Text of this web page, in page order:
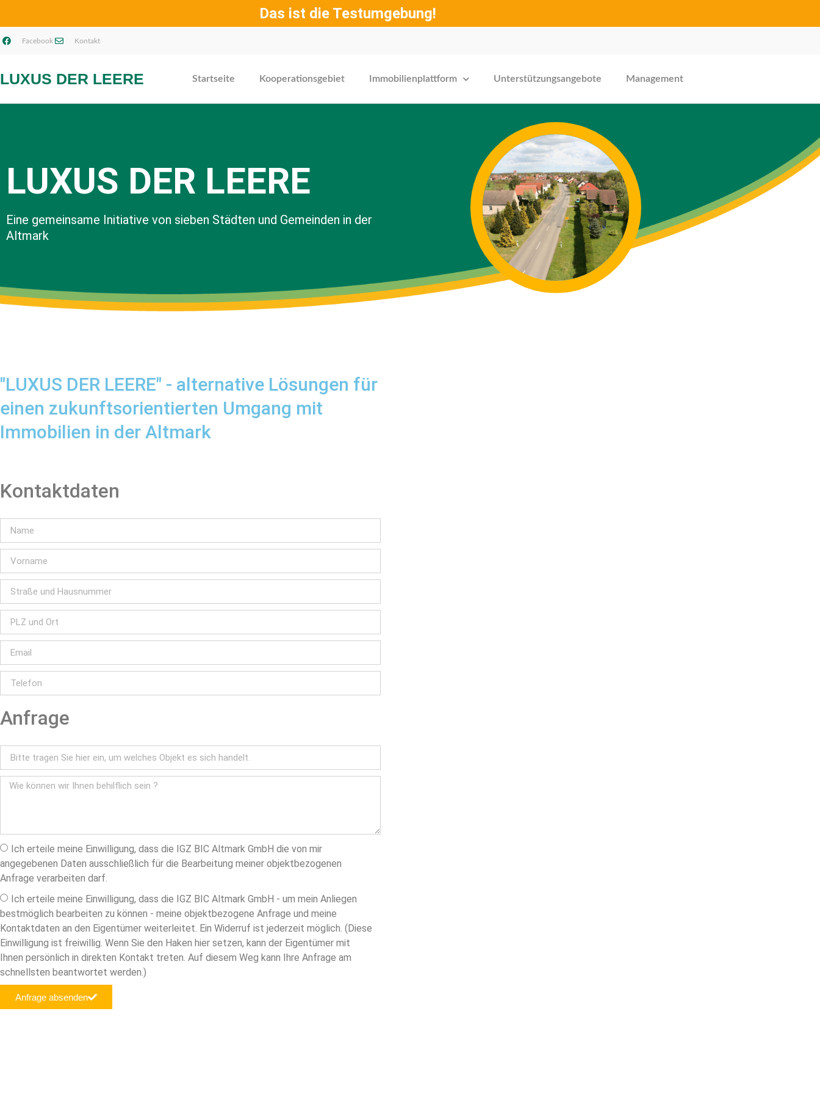
Das ist die Testumgebung!
Facebook Kontakt
LUXUS DER LEERE Startseite Kooperationsgebiet Immobilienplattform Unterstützungsangebote Management
LUXUS DER LEERE
Eine gemeinsame Initiative von sieben Städten und Gemeinden in der
Altmark
"LUXUS DER LEERE" - alternative Lösungen für
einen zukunftsorientierten Umgang mit
Immobilien in der Altmark
Kontaktdaten
Anfrage
Ich erteile meine Einwilligung, dass die IGZ BIC Altmark GmbH die von mir
angegebenen Daten ausschließlich für die Bearbeitung meiner objektbezogenen
Anfrage verarbeiten darf.
Ich erteile meine Einwilligung, dass die IGZ BIC Altmark GmbH - um mein Anliegen
bestmöglich bearbeiten zu können - meine objektbezogene Anfrage und meine
Kontaktdaten an den Eigentümer weiterleitet. Ein Widerruf ist jederzeit möglich. (Diese
Einwilligung ist freiwillig. Wenn Sie den Haken hier setzen, kann der Eigentümer mit
Ihnen persönlich in direkten Kontakt treten. Auf diesem Weg kann Ihre Anfrage am
schnellsten beantwortet werden.)
Anfrage absenden